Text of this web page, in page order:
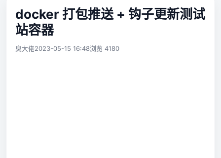
docker 打包推送 + 钩子更新测试
站容器
臭大佬2023-05-15 16:48浏览 4180